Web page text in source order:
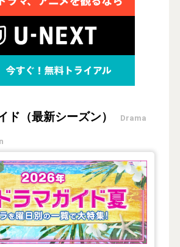
ド（最新シーズン） Drama
TVドラマガイド